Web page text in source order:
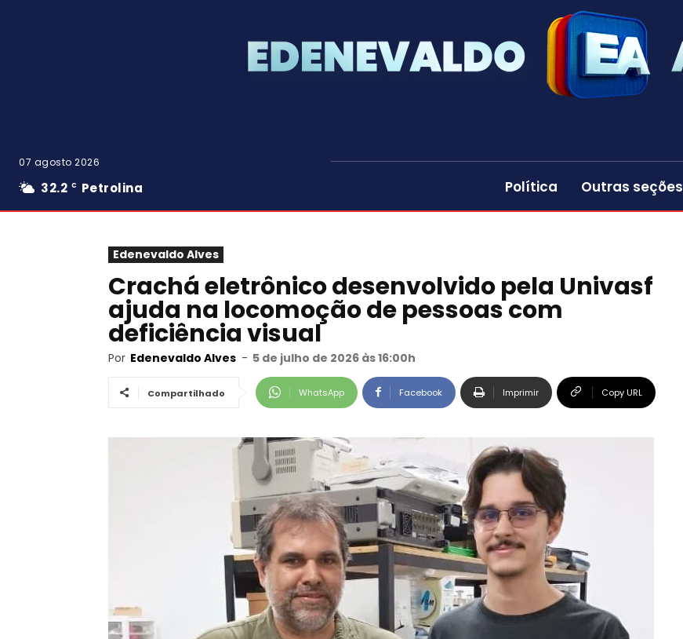
07 agosto 2026
32.2 C Petrolina Política Outras seções
Edenevaldo Alves
Crachá eletrônico desenvolvido pela Univasf
ajuda na locomoção de pessoas com
deficiência visual
Por Edenevaldo Alves - 5 de julho de 2026 às 16:00h
Compartilhado WhatsApp Facebook Imprimir Copy URL